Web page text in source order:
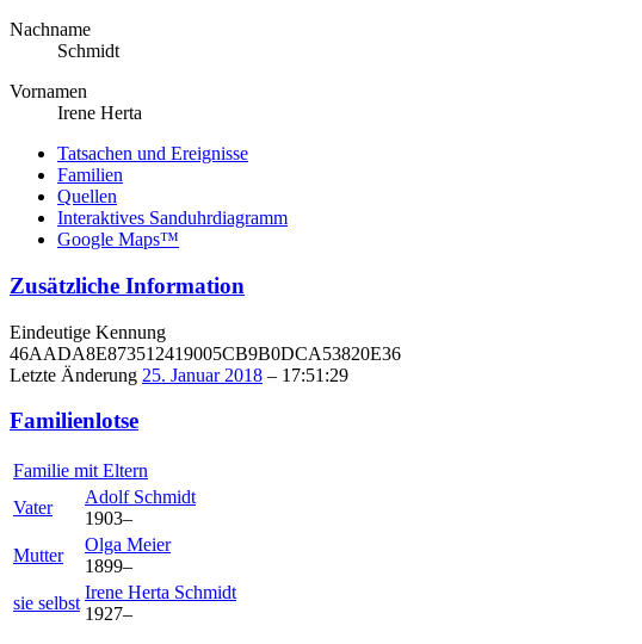
Nachname
Schmidt
Vornamen
Irene Herta
Tatsachen und Ereignisse
Familien
Quellen
Interaktives Sanduhrdiagramm
Google Maps™
Zusätzliche Information
Eindeutige Kennung
46AADA8E873512419005CB9B0DCA53820E36
Letzte Änderung 25. Januar 2018 – 17:51:29
Familienlotse
Familie mit Eltern
Vater
Adolf Schmidt
1903–
Mutter
Olga Meier
1899–
sie selbst
Irene Herta Schmidt
1927–